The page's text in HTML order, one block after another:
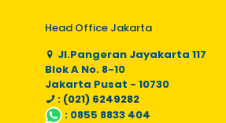
Head Office Jakarta
Jl.Pangeran Jayakarta 117
Blok A No. 8-10
Jakarta Pusat - 10730
: (021) 6249282
: 0855 8833 404